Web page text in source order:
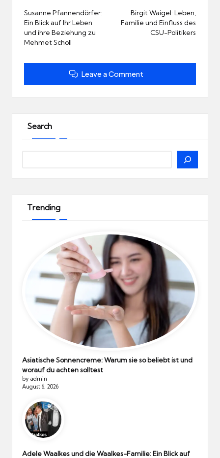
navigation
Susanne Pfannendörfer:
Ein Blick auf Ihr Leben
und ihre Beziehung zu
Mehmet Scholl
Birgit Waigel: Leben,
Familie und Einfluss des
CSU-Politikers
Leave a Comment
Search
Trending
Asiatische Sonnencreme: Warum sie so beliebt ist und
worauf du achten solltest
by admin
August 6, 2026
Adele Waalkes und die Waalkes-Familie: Ein Blick auf